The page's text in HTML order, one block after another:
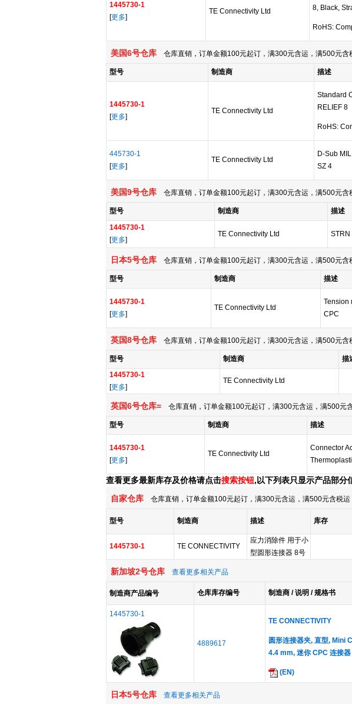
1445730-1
[更多]
TE Connectivity Ltd
8, Black,
RoHS:
美国6号仓库 仓库直销，订单金额100元起订，满300元含运，满500元含
型号 制造商 描述
1445730-1
[更多]
TE Connectivity Ltd
Standard
RELIEF 8
RoHS:
445730-1
[更多]
TE Connectivity Ltd
D-Sub
SZ 4
美国9号仓库 仓库直销，订单金额100元起订，满300元含运，满500元含
型号 制造商 描述
1445730-1
[更多]
TE Connectivity Ltd STRN
日本5号仓库 仓库直销，订单金额100元起订，满300元含运，满500元含
型号 制造商 描述
1445730-1
[更多]
TE Connectivity Ltd
Tension
CPC
英国8号仓库 仓库直销，订单金额100元起订，满300元含运，满500元含
型号 制造商 描
1445730-1
[更多]
TE Connectivity Ltd
英国6号仓库= 仓库直销，订单金额100元起订，满300元含运，满500元
型号 制造商 描述
1445730-1
[更多]
TE Connectivity Ltd
Connector
查看更多最新库存及价格请点击搜索按钮,以下列表只显示产品部分
自家仓库 仓库直销，订单金额100元起订，满300元含运，满500元含税
型号 制造商 描述 库存
1445730-1 TE CONNECTIVITY
应力消除件 用于小
型圆形连接器 8号
新加坡2号仓库 查看更多相关产品
制造商产品编号 仓库库存编号 制造商 / 说明 / 规格书
1445730-1
4889617
TE CONNECTIVITY
圆形连接器夹, 直型, Mini
4.4 mm, 迷你 CPC 连接器
(EN)
日本5号仓库 查看更多相关产品